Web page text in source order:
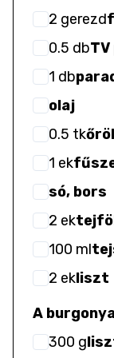
2 gerezd
0.5 db
1 db
olaj
0.5 tk
1 ek
só, bors
2 ek
100 ml
2 ekliszt
A
300 g